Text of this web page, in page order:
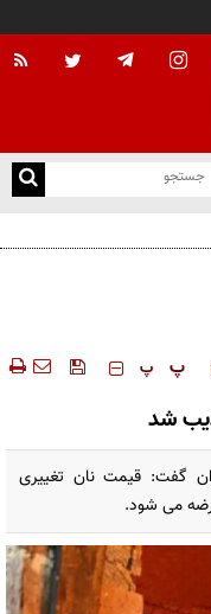
‍‍‍ پ پ
شد
گفت: قیمت نان تغییری
می شود.